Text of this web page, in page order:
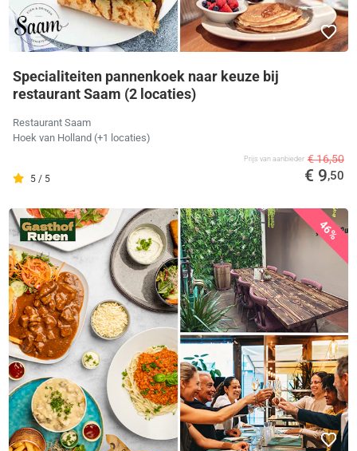
Specialiteiten pannenkoek naar keuze bij
restaurant Saam (2 locaties)
Restaurant Saam
Hoek van Holland (+1 locaties)
5 / 5
Prijs van aanbieder € 16,50
€ 9,50
46%